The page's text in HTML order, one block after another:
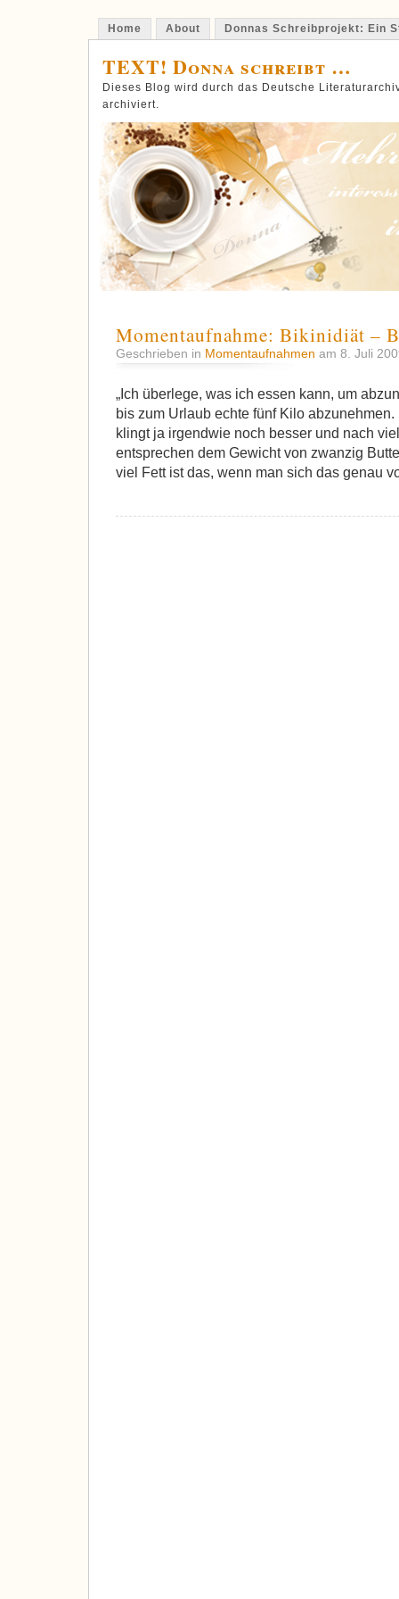
Home About Donnas Schreibprojekt: Ein
TEXT! Donna schreibt …
Dieses Blog wird durch das Deutsche
archiviert.
Momentaufnahme: Bikinidiät –
Geschrieben in Momentaufnahmen am 8. Juli
„Ich überlege, was ich essen kann, um
bis zum Urlaub echte fünf Kilo
klingt ja irgendwie noch besser und nach
entsprechen dem Gewicht von zwanzig
viel Fett ist das, wenn man sich das genau